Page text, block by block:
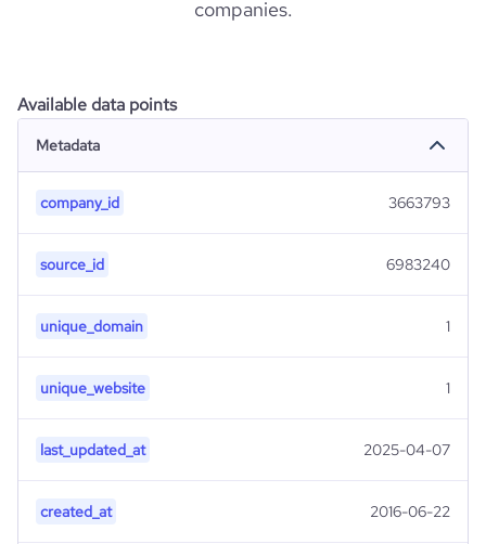
companies.
Available data points
Metadata
company_id 3663793
source_id 6983240
unique_domain 1
unique_website 1
last_updated_at 2025-04-07
created_at 2016-06-22